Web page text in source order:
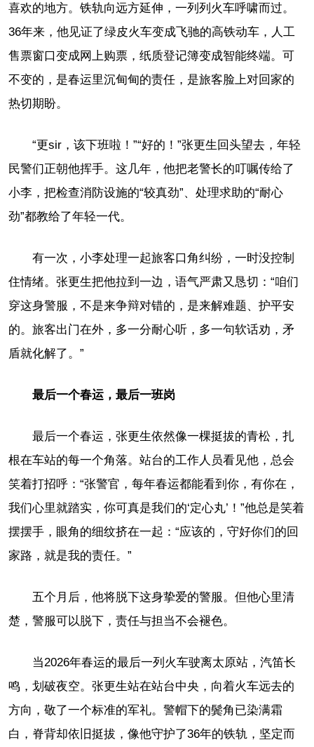
喜欢的地方。铁轨向远方延伸，一列列火车呼啸而过。
36年来，他见证了绿皮火车变成飞驰的高铁动车，人工
售票窗口变成网上购票，纸质登记簿变成智能终端。可
不变的，是春运里沉甸甸的责任，是旅客脸上对回家的
热切期盼。
“更sir，该下班啦！”“好的！”张更生回头望去，年轻
民警们正朝他挥手。这几年，他把老警长的叮嘱传给了
小李，把检查消防设施的“较真劲”、处理求助的“耐心
劲”都教给了年轻一代。
有一次，小李处理一起旅客口角纠纷，一时没控制
住情绪。张更生把他拉到一边，语气严肃又恳切：“咱们
穿这身警服，不是来争辩对错的，是来解难题、护平安
的。旅客出门在外，多一分耐心听，多一句软话劝，矛
盾就化解了。”
最后一个春运，最后一班岗
最后一个春运，张更生依然像一棵挺拔的青松，扎
根在车站的每一个角落。站台的工作人员看见他，总会
笑着打招呼：“张警官，每年春运都能看到你，有你在，
我们心里就踏实，你可真是我们的‘定心丸’！”他总是笑着
摆摆手，眼角的细纹挤在一起：“应该的，守好你们的回
家路，就是我的责任。”
五个月后，他将脱下这身挚爱的警服。但他心里清
楚，警服可以脱下，责任与担当不会褪色。
当2026年春运的最后一列火车驶离太原站，汽笛长
鸣，划破夜空。张更生站在站台中央，向着火车远去的
方向，敬了一个标准的军礼。警帽下的鬓角已染满霜
白，脊背却依旧挺拔，像他守护了36年的铁轨，坚定而